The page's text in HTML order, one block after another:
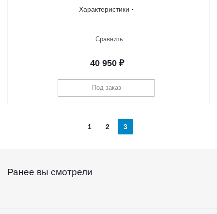
Характеристики
Сравнить
40 950₽
Под заказ
1 2 3
Ранее вы смотрели